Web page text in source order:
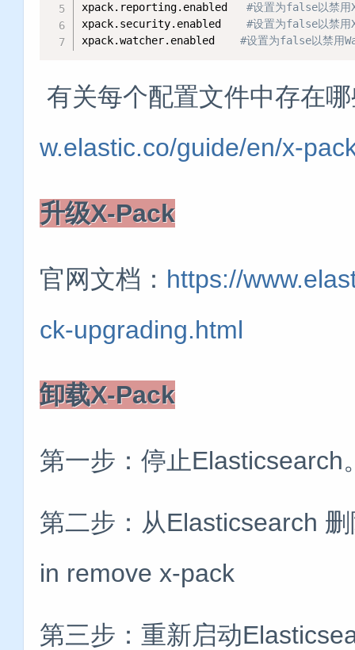
xpack.reporting.enabled #设置为false以禁用
xpack.security.enabled #设置为false以禁用
xpack.watcher.enabled #设置为false以禁用
有关每个配置文件中存在
w.elastic.co/guide/en/x-
升级X-Pack
官网文档： https://
ck-upgrading.html
卸载X-Pack
第一步：停止Elasticsearch
第二步：从Elasticsearch
in remove x-pack
第三步：重新启动